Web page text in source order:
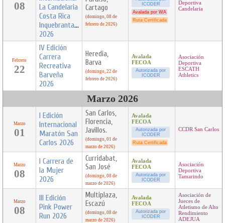
08
La Candelaria
Costa Rica
Inquebrantables
2026
Cartago
(domingo, 08 de
febrero de 2026)
ICODER
Avalada por WA
Ruta Certificada
Deportiva
Candelaria
Febrero
22
IV Edición
Carrera
Recreativa
Barveña
2026
Heredia,
Barva
(domingo, 22 de
febrero de 2026)
Avalada
FECOA
Autorizada por
ICODER
Asociación
Deportiva
ESCATH
Athletics
Marzo 2026
Marzo
01
I Edición
Internacional
Maratón San
Carlos 2026
San Carlos,
Florencia,
Javillos.
(domingo, 01 de
marzo de 2026)
Avalada
FECOA
Autorizada por
ICODER
Ruta Certificada
CCDR San Carlos
Marzo
08
I Carrera de
la Mujer
2026
Curridabat,
San José
(domingo, 08 de
marzo de 2026)
Avalada
FECOA
Autorizada por
ICODER
Asociación
Deportiva
Tamarindo
Marzo
08
III Edición
Pink Power
Run 2026
Multiplaza,
Escazú
(domingo, 08 de
marzo de 2026)
Avalada
FECOA
Autorizada por
ICODER
Asociación de
Jueces de
Atletismo de Alto
Rendimiento
ADEJUA